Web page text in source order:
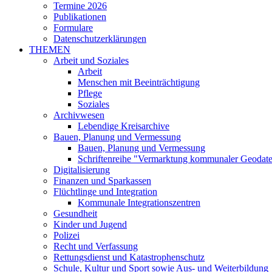
Termine 2026
Publikationen
Formulare
Datenschutzerklärungen
THEMEN
Arbeit und Soziales
Arbeit
Menschen mit Beeinträchtigung
Pflege
Soziales
Archivwesen
Lebendige Kreisarchive
Bauen, Planung und Vermessung
Bauen, Planung und Vermessung
Schriftenreihe "Vermarktung kommunaler
Digitalisierung
Finanzen und Sparkassen
Flüchtlinge und Integration
Kommunale Integrationszentren
Gesundheit
Kinder und Jugend
Polizei
Recht und Verfassung
Rettungsdienst und Katastrophenschutz
Schule, Kultur und Sport sowie Aus- und Weiterbildung